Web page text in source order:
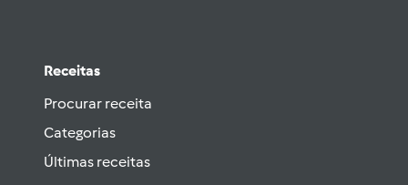
Receitas
Procurar receita
Categorias
Últimas receitas